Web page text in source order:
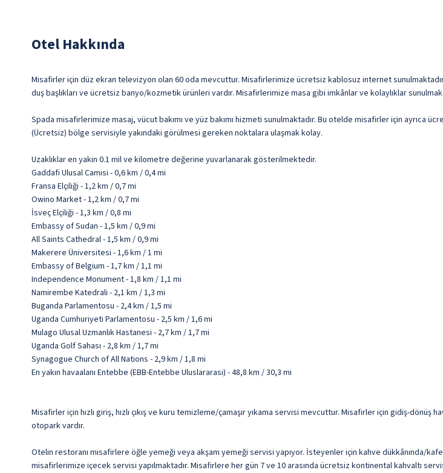
Otel Hakkında
Misafirler için düz ekran televizyon olan 60 oda mevcuttur. Misafirlerimize ücretsiz kablosuz internet
duş başlıkları ve ücretsiz banyo/kozmetik ürünleri vardır. Misafirlerimize masa gibi imkânlar ve kolaylıklar
Spada misafirlerimize masaj, vücut bakımı ve yüz bakımı hizmeti sunulmaktadır. Bu otelde misafirler için ayrıca
(Ücretsiz) bölge servisiyle yakındaki görülmesi gereken noktalara ulaşmak kolay.
Uzaklıklar en yakın 0.1 mil ve kilometre değerine yuvarlanarak gösterilmektedir.
Gaddafi Ulusal Camisi - 0,6 km / 0,4 mi
Fransa Elçiliği - 1,2 km / 0,7 mi
Owino Market - 1,2 km / 0,7 mi
İsveç Elçiliği - 1,3 km / 0,8 mi
Embassy of Sudan - 1,5 km / 0,9 mi
All Saints Cathedral - 1,5 km / 0,9 mi
Makerere Üniversitesi - 1,6 km / 1 mi
Embassy of Belgium - 1,7 km / 1,1 mi
Independence Monument - 1,8 km / 1,1 mi
Namirembe Katedrali - 2,1 km / 1,3 mi
Buganda Parlamentosu - 2,4 km / 1,5 mi
Uganda Cumhuriyeti Parlamentosu - 2,5 km / 1,6 mi
Mulago Ulusal Uzmanlık Hastanesi - 2,7 km / 1,7 mi
Uganda Golf Sahası - 2,8 km / 1,7 mi
Synagogue Church of All Nations - 2,9 km / 1,8 mi
En yakın havaalanı Entebbe (EBB-Entebbe Uluslararası) - 48,8 km / 30,3 mi
Misafirler için hızlı giriş, hızlı çıkış ve kuru temizleme/çamaşır yıkama servisi mevcuttur. Misafirler için gidiş-
otopark vardır.
Otelin restoranı misafirlere öğle yemeği veya akşam yemeği servisi yapıyor. İsteyenler için kahve dükkânında/
misafirlerimize içecek servisi yapılmaktadır. Misafirlere her gün 7 ve 10 arasında ücretsiz kontinental kahvaltı